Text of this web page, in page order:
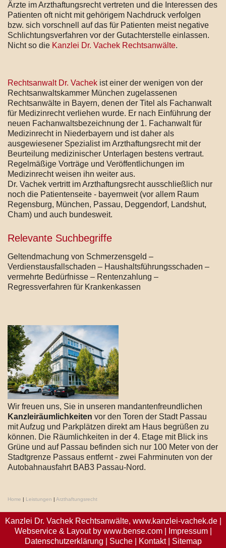
Ärzte im Arzthaftungsrecht vertreten und die Interessen des
Patienten oft nicht mit gehörigem Nachdruck verfolgen
bzw. sich vorschnell auf das für Patienten meist negative
Schlichtungsverfahren vor der Gutachterstelle einlassen.
Nicht so die Kanzlei Dr. Vachek Rechtsanwälte.
Rechtsanwalt Dr. Vachek ist einer der wenigen von der
Rechtsanwaltskammer München zugelassenen
Rechtsanwälte in Bayern, denen der Titel als Fachanwalt
für Medizinrecht verliehen wurde. Er nach Einführung der
neuen Fachanwaltsbezeichnung der 1. Fachanwalt für
Medizinrecht in Niederbayern und ist daher als
ausgewiesener Spezialist im Arzthaftungsrecht mit der
Beurteilung medizinischer Unterlagen bestens vertraut.
Regelmäßige Vorträge und Veröffentlichungen im
Medizinrecht weisen ihn weiter aus.
Dr. Vachek vertritt im Arzthaftungsrecht ausschließlich nur
noch die Patientenseite - bayernweit (vor allem Raum
Regensburg, München, Passau, Deggendorf, Landshut,
Cham) und auch bundesweit.
Relevante Suchbegriffe
Geltendmachung von Schmerzensgeld –
Verdienstausfallschaden – Haushaltsführungsschaden –
vermehrte Bedürfnisse – Rentenzahlung –
Regressverfahren für Krankenkassen
Wir freuen uns, Sie in unseren mandantenfreundlichen
Kanzleiräumlichkeiten vor den Toren der Stadt Passau
mit Aufzug und Parkplätzen direkt am Haus begrüßen zu
können. Die Räumlichkeiten in der 4. Etage mit Blick ins
Grüne und auf Passau befinden sich nur 100 Meter von der
Stadtgrenze Passaus entfernt - zwei Fahrminuten von der
Autobahnausfahrt BAB3 Passau-Nord.
Home | Leistungen | Arzthaftungsrecht
Kanzlei Dr. Vachek Rechtsanwälte, www.kanzlei-vachek.de|
Webservice & Layout by www.bense.com| Impressum|
Datenschutzerklärung
Suche| Kontakt| Sitemap